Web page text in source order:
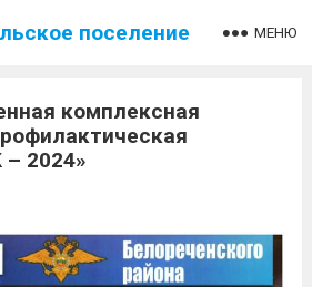
поселение МЕНЮ
комплексная
2024»